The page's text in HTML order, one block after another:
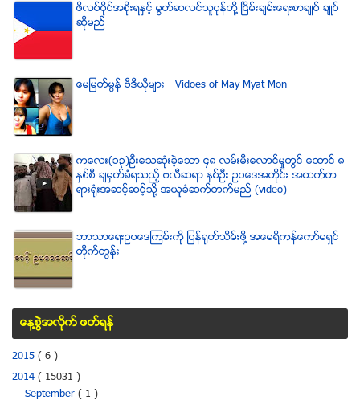
ဖိလစ္ပိုင္အစိုးရႏွင့္ မြတ္ဆလင္သူပုန္တို႔ ၿငိမ္းခ်မ္းေရးစာခ်ဳပ္ ခ်ဳပ္
ဆိုမည္
ေမျမတ္မြန္ ဗီဒီယုိမ်ား - Vidoes of May Myat Mon
ကေလး(၁၃)ဦးေသဆံုးခဲ့ေသာ ၄၈ လမ္းမီးေလာင္မႈတြင္ ေထာင္ ၈
ႏွစ္စီ ခ်မွတ္ခံရသည့္ ဗလီဆရာ ႏွစ္ဦး ဥပေဒအတိုင္း အထက္တ
ရားရံုးအဆင့္ဆင့္သို႔ အယူခံဆက္တက္မည္ (video)
ဘာသာေရးဥပေဒၾကမ္းကို ျပန္ရုတ္သိမ္းဖို႔ အေမရိကန္ေကာ္မရွင္
တိုက္တြန္း
ေန႔စြဲအလိုက္ ဖတ္ရန္
2015 ( 6 )
2014 ( 15031 )
September ( 1 )